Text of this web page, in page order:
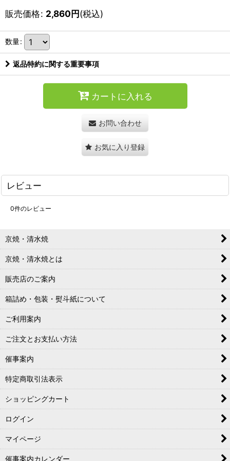
販売価格: 2,860円(税込)
数量:
返品特約に関する重要事項
カートに入れる
お問い合わせ
お気に入り登録
レビュー
0件のレビュー
京焼・清水焼
京焼・清水焼とは
販売店のご案内
箱詰め・包装・熨斗紙について
ご利用案内
ご注文とお支払い方法
催事案内
特定商取引法表示
ショッピングカート
ログイン
マイページ
催事案内カレンダー